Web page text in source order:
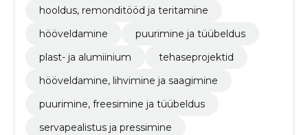
hooldus, remonditööd ja teritamine
hööveldamine
puurimine ja tüübeldus
plast- ja alumiinium
tehaseprojektid
hööveldamine, lihvimine ja saagimine
puurimine, freesimine ja tüübeldus
servapealistus ja pressimine